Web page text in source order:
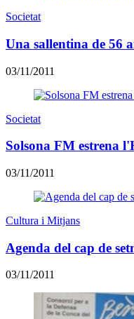
Societat
Una sallentina de 56
03/11/2011
Societat
Solsona FM estrena
03/11/2011
Cultura i Mitjans
Agenda del cap de
03/11/2011